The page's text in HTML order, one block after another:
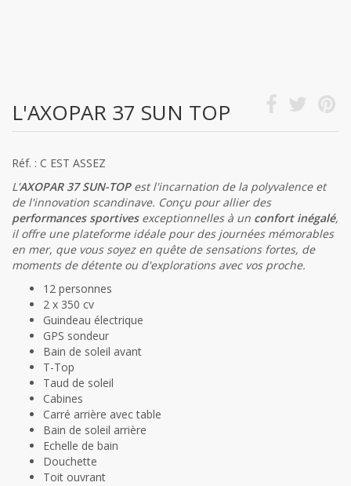
L'AXOPAR 37 SUN TOP
Réf. : C EST ASSEZ
L'AXOPAR 37 SUN-TOPest l'incarnation de la polyvalence et
de l'innovation scandinave. Conçu pour allier des
performances sportivesexceptionnelles à un confort inégalé,
il offre une plateforme idéale pour des journées mémorables
en mer, que vous soyez en quête de sensations fortes, de
moments de détente ou d'explorations avec vos proche.
12 personnes
2 x 350 cv
Guindeau électrique
GPS sondeur
Bain de soleil avant
T-Top
Taud de soleil
Cabines
Carré arrière avec table
Bain de soleil arrière
Echelle de bain
Douchette
Toit ouvrant